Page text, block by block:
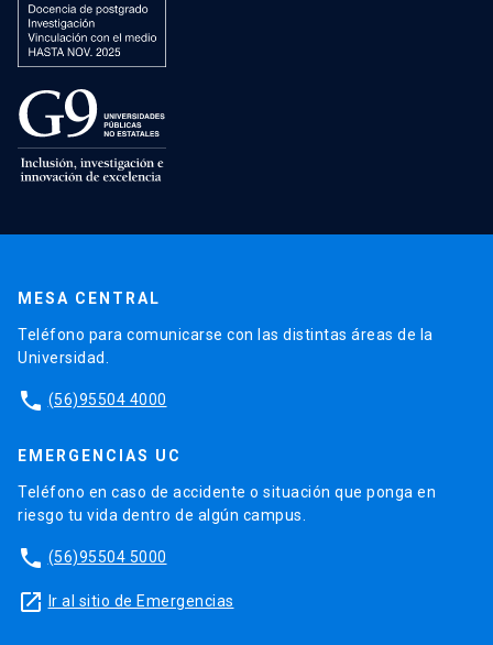
MESA CENTRAL
Teléfono para comunicarse con las distintas áreas de la
Universidad.
phone (56)95504 4000
EMERGENCIAS UC
Teléfono en caso de accidente o situación que ponga en
riesgo tu vida dentro de algún campus.
phone (56)95504 5000
launch Ir al sitio de Emergencias